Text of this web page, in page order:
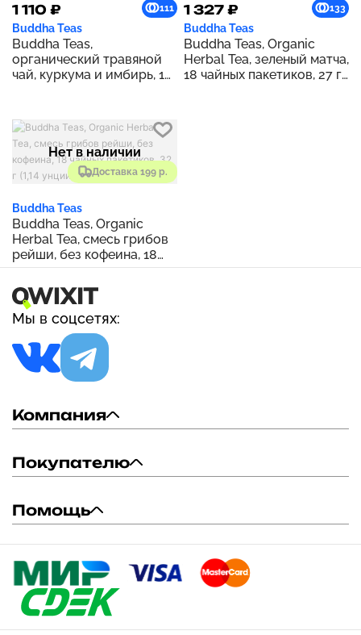
1 110 ₽ 111
Buddha Teas
Buddha Teas,
органический травяной
чай, куркума и имбирь, 18
1 327 ₽ 133
Buddha Teas
Buddha Teas, Organic
Herbal Tea, зеленый матча,
18 чайных пакетиков, 27 г
Доставка 199 р.
Нет в наличии
Buddha Teas
Buddha Teas, Organic
Herbal Tea, смесь грибов
рейши, без кофеина, 18
чайных пакетиков, 32 г
(1,14 унции)
Мы в соцсетях:
Компания
Покупателю
Помощь